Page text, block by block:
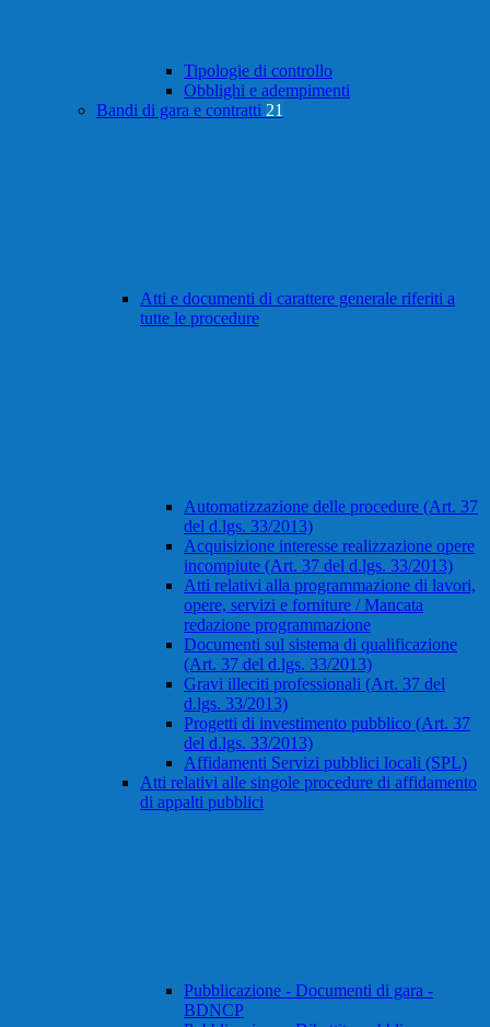
Tipologie di controllo
Obblighi e adempimenti
Bandi di gara e contratti 21
Atti e documenti di carattere generale riferiti a
tutte le procedure
Automatizzazione delle procedure (Art. 37
del d.lgs. 33/2013)
Acquisizione interesse realizzazione opere
incompiute (Art. 37 del d.lgs. 33/2013)
Atti relativi alla programmazione di lavori,
opere, servizi e forniture / Mancata
redazione programmazione
Documenti sul sistema di qualificazione
(Art. 37 del d.lgs. 33/2013)
Gravi illeciti professionali (Art. 37 del
d.lgs. 33/2013)
Progetti di investimento pubblico (Art. 37
del d.lgs. 33/2013)
Affidamenti Servizi pubblici locali (SPL)
Atti relativi alle singole procedure di affidamento
di appalti pubblici
Pubblicazione - Documenti di gara -
BDNCP